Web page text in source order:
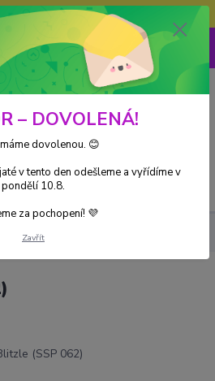
při nákupu nad 3000Kč
Menu
0 Kč
062)
– DOVOLENÁ!
dovolenou. 😊
v tento den odešleme a vyřídíme v
pondělí 10.8.
za pochopení! 💜
Zavřít